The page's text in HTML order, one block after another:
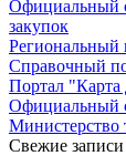
Официальный
закупок
Региональный
Справочный
Портал "Карта
Официальный
Министерство
Свежие записи